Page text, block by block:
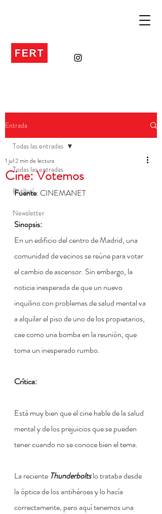
Entrada
Todas las entradas
Butlletí
Newsletter
Todas las entradas
Cine: Votemos
1 jul2 min de lectura
Fuente: CINEMANET
Sinopsis:
En un edificio del centro de Madrid, una
comunidad de vecinos se reúne para votar
el cambio de ascensor. Sin embargo, la
noticia inesperada de que un nuevo
inquilino con problemas de salud mental va
a alquilar el piso de uno de los propietarios,
cae como una bomba en la reunión, que
toma un inesperado rumbo.
Crítica:
Está muy bien que el cine hable de la salud
mental y de los prejuicios que se pueden
tener cuando no se conoce bien el tema.
La reciente Thunderbolts lo trataba desde
la óptica de los antihéroes y lo hacía
correctamente, pero aquí tenemos una